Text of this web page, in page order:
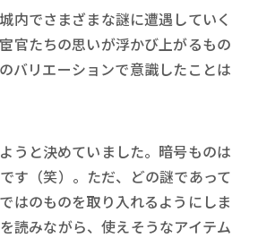
内でさまざまな謎に遭遇していく
官たちの思いが浮かび上がるもの
バリエーションで意識したことは
うと決めていました。暗号ものは
す（笑）。ただ、どの謎であって
はのものを取り入れるようにしま
読みながら、使えそうなアイテム